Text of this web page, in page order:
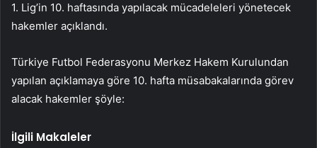
1. Lig’in 10. haftasında yapılacak mücadeleleri yönetecek
hakemler açıklandı.
Türkiye Futbol Federasyonu Merkez Hakem Kurulundan
yapılan açıklamaya göre 10. hafta müsabakalarında görev
alacak hakemler şöyle:
İlgili Makaleler